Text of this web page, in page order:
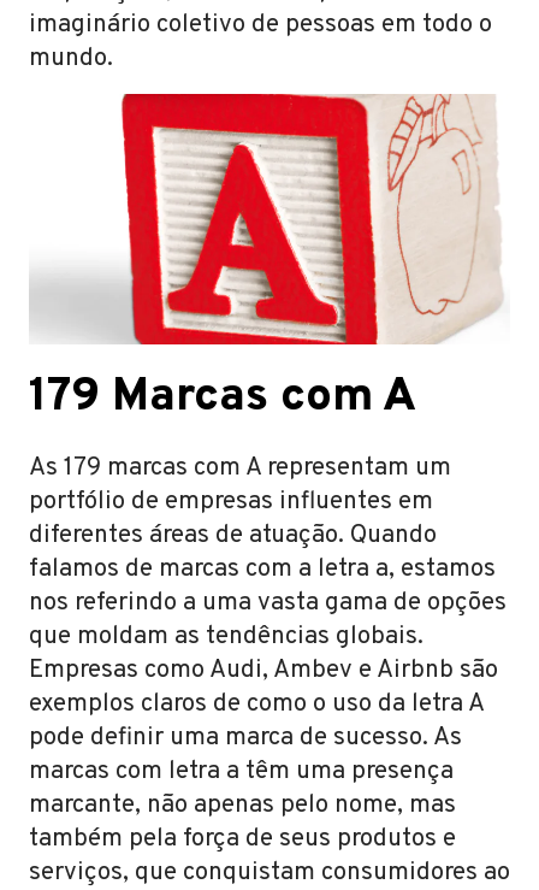
imaginário coletivo de pessoas em todo o
mundo.
179 Marcas com A
As 179 marcas com A representam um
portfólio de empresas influentes em
diferentes áreas de atuação. Quando
falamos de marcas com a letra a, estamos
nos referindo a uma vasta gama de opções
que moldam as tendências globais.
Empresas como Audi, Ambev e Airbnb são
exemplos claros de como o uso da letra A
pode definir uma marca de sucesso. As
marcas com letra a têm uma presença
marcante, não apenas pelo nome, mas
também pela força de seus produtos e
serviços, que conquistam consumidores ao